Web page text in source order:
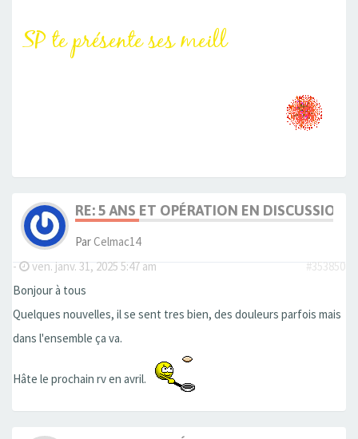
RE: 5 ANS ET OPÉRATION EN DISCUSSION
ParCelmac14
-
ven. janv. 31, 2025 5:47 am
#353850
Bonjour à tous
Quelques nouvelles, il se sent tres bien, des douleurs parfois mais
dans l'ensemble ça va.
Hâte le prochain rv en avril.